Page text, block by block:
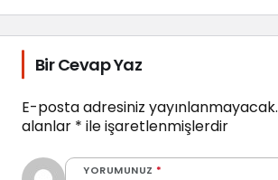
Bir Cevap Yaz
E-posta adresiniz yayınlanmayacak.
alanlar * ile işaretlenmişlerdir
YORUMUNUZ *